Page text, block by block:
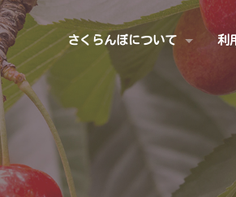
さくらんぼについて 利